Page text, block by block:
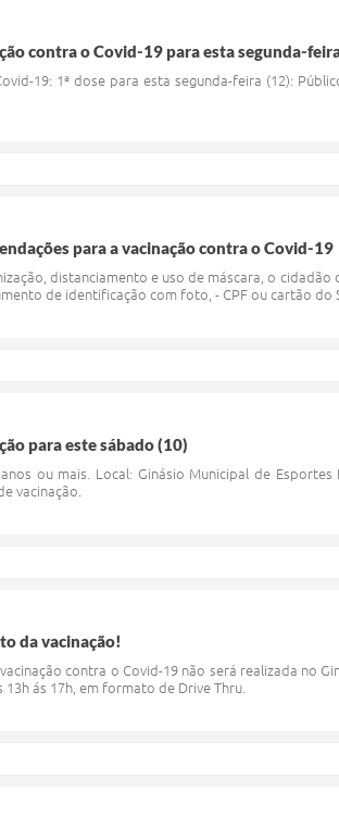
contra o Covid-19 para esta segunda-
19: 1ª dose para esta segunda-feira (12):
para a vacinação contra o Covid-19
distanciamento e uso de máscara, o
de identificação com foto, - CPF ou cartão do
para este sábado (10)
anos ou mais. Local: Ginásio Municipal de
vacinação.
da vacinação!
contra o Covid-19 não será realizada no
ás 17h, em formato de Drive Thru.